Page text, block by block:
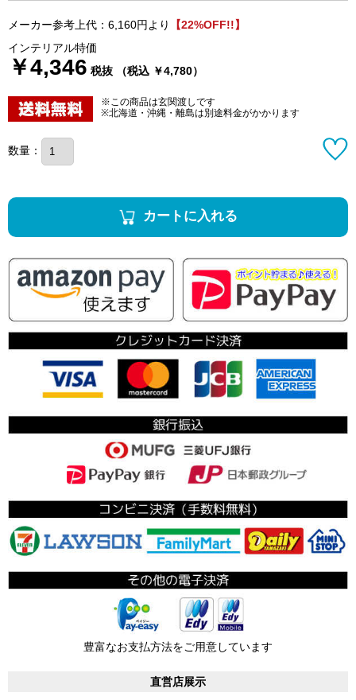
メーカー参考上代：6,160円より
【22%OFF!!】
インテリアル特価
￥4,346 税抜 （税込 ￥4,780）
※この商品は玄関渡しです
※北海道・沖縄・離島は別途料金がかかります
数量：
カートに入れる
豊富なお支払方法をご用意しています
直営店展示